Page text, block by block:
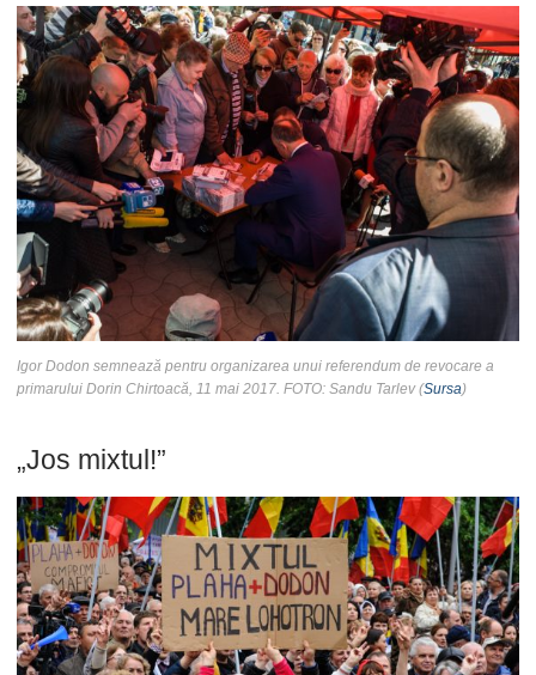
Igor Dodon semnează pentru organizarea unui referendum de revocare a
primarului Dorin Chirtoacă, 11 mai 2017. FOTO: Sandu Tarlev (Sursa)
„Jos mixtul!”